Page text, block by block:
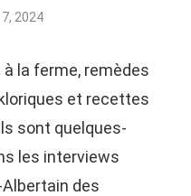
2024
la ferme, remèdes
et recettes
sont quelques-
les interviews
des